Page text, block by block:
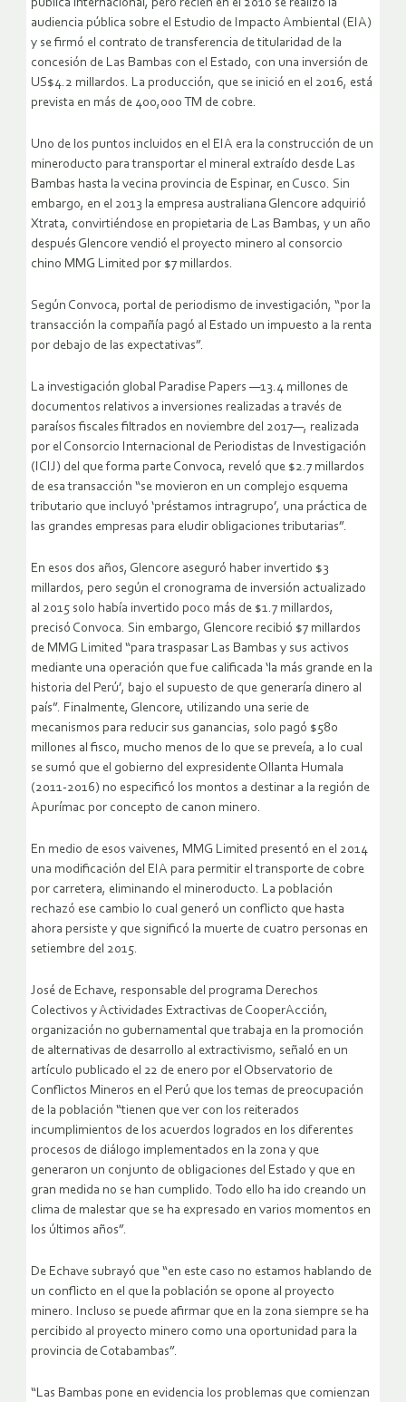
pública internacional, pero recién en el 2010 se realizó la
audiencia pública sobre el Estudio de Impacto Ambiental (EIA)
y se firmó el contrato de transferencia de titularidad de la
concesión de Las Bambas con el Estado, con una inversión de
US$4.2 millardos. La producción, que se inició en el 2016, está
prevista en más de 400,000 TM de cobre.
Uno de los puntos incluidos en el EIA era la construcción de un
mineroducto para transportar el mineral extraído desde Las
Bambas hasta la vecina provincia de Espinar, en Cusco. Sin
embargo, en el 2013 la empresa australiana Glencore adquirió
Xtrata, convirtiéndose en propietaria de Las Bambas, y un año
después Glencore vendió el proyecto minero al consorcio
chino MMG Limited por $7 millardos.
Según Convoca, portal de periodismo de investigación, “por la
transacción la compañía pagó al Estado un impuesto a la renta
por debajo de las expectativas”.
La investigación global Paradise Papers —13.4 millones de
documentos relativos a inversiones realizadas a través de
paraísos fiscales filtrados en noviembre del 2017—, realizada
por el Consorcio Internacional de Periodistas de Investigación
(ICIJ) del que forma parte Convoca, reveló que $2.7 millardos
de esa transacción “se movieron en un complejo esquema
tributario que incluyó ‘préstamos intragrupo’, una práctica de
las grandes empresas para eludir obligaciones tributarias”.
En esos dos años, Glencore aseguró haber invertido $3
millardos, pero según el cronograma de inversión actualizado
al 2015 solo había invertido poco más de $1.7 millardos,
precisó Convoca. Sin embargo, Glencore recibió $7 millardos
de MMG Limited “para traspasar Las Bambas y sus activos
mediante una operación que fue calificada ‘la más grande en la
historia del Perú’, bajo el supuesto de que generaría dinero al
país”. Finalmente, Glencore, utilizando una serie de
mecanismos para reducir sus ganancias, solo pagó $580
millones al fisco, mucho menos de lo que se preveía, a lo cual
se sumó que el gobierno del expresidente Ollanta Humala
(2011-2016) no especificó los montos a destinar a la región de
Apurímac por concepto de canon minero.
En medio de esos vaivenes, MMG Limited presentó en el 2014
una modificación del EIA para permitir el transporte de cobre
por carretera, eliminando el mineroducto. La población
rechazó ese cambio lo cual generó un conflicto que hasta
ahora persiste y que significó la muerte de cuatro personas en
setiembre del 2015.
José de Echave, responsable del programa Derechos
Colectivos y Actividades Extractivas de CooperAcción,
organización no gubernamental que trabaja en la promoción
de alternativas de desarrollo al extractivismo, señaló en un
artículo publicado el 22 de enero por el Observatorio de
Conflictos Mineros en el Perú que los temas de preocupación
de la población “tienen que ver con los reiterados
incumplimientos de los acuerdos logrados en los diferentes
procesos de diálogo implementados en la zona y que
generaron un conjunto de obligaciones del Estado y que en
gran medida no se han cumplido. Todo ello ha ido creando un
clima de malestar que se ha expresado en varios momentos en
los últimos años”.
De Echave subrayó que “en este caso no estamos hablando de
un conflicto en el que la población se opone al proyecto
minero. Incluso se puede afirmar que en la zona siempre se ha
percibido al proyecto minero como una oportunidad para la
provincia de Cotabambas”.
“Las Bambas pone en evidencia los problemas que comienzan